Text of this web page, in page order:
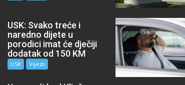
USK: Svako treće i
naredno dijete u
porodici imat će dječiji
dodatak od 150 KM
USK Vijesti